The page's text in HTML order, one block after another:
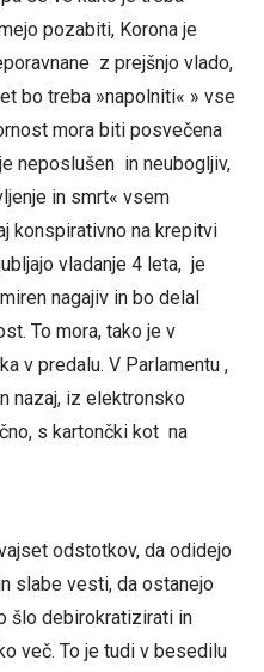
pozabiti, Korona je
z prejšnjo vlado,
bo treba »napolniti« » vse
mora biti posvečena
neposlušen in neubogljiv,
in smrt« vsem
konspirativno na krepitvi
vladanje 4 leta, je
nagajiv in bo delal
To mora, tako je v
v predalu. V Parlamentu ,
nazaj, iz elektronsko
s kartončki kot na
odstotkov, da odidejo
slabe vesti, da ostanejo
šlo debirokratizirati in
več. To je tudi v besedilu